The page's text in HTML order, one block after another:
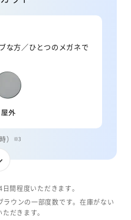
な方／ひとつのメガネで
） ※3
間程度いただきます。
ウンの一部度数です。在庫がない
だきます。